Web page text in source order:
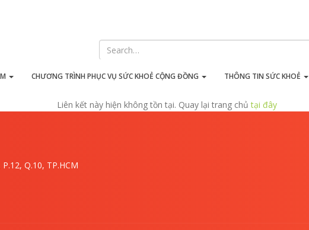
CHƯƠNG TRÌNH PHỤC VỤ SỨC KHOẺ CỘNG ĐỒNG THÔNG TIN SỨC KHOẺ
Liên kết này hiện không tồn tại
Liên kết này hiện không tồn tại. Quay lại trang chủtại đây
Q.10, TP.HCM